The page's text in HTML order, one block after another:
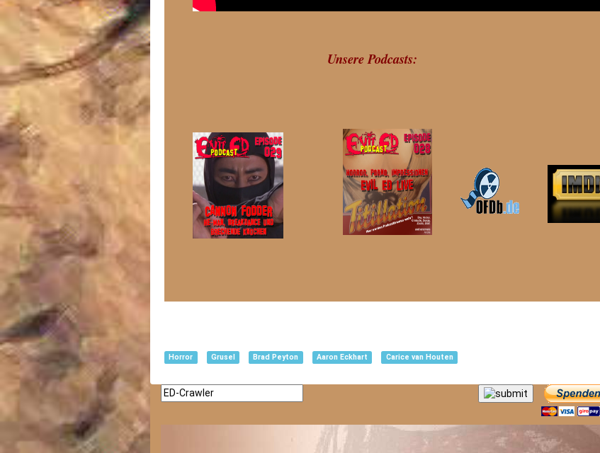
Unsere Podcasts:
Horror Grusel Brad Peyton Aaron Eckhart Carice van Houten